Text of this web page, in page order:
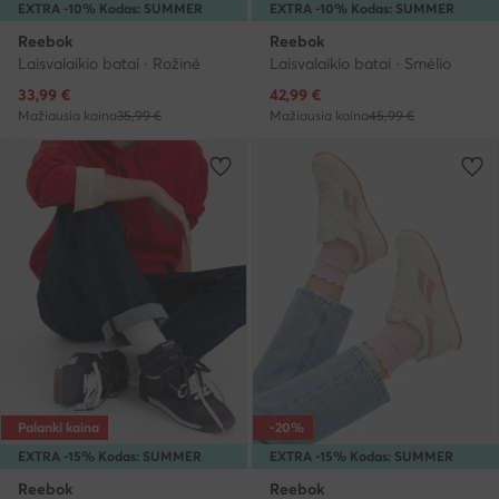
EXTRA -10% Kodas: SUMMER
Reebok
Laisvalaikio batai · Rožinė
Dabartinė kaina
33,99 €
Mažiausia kaina35,99 €
EXTRA -10% Kodas: SUMMER
Reebok
Laisvalaikio batai · Smėlio
Dabartinė kaina
42,99 €
Mažiausia kaina45,99 €
EXTRA -15% Kodas: SUMMER
Palanki kaina
Reebok
EXTRA -15% Kodas: SUMMER
-20%
Reebok